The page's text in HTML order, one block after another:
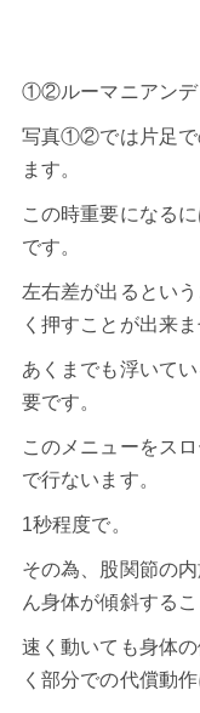
①②ルーマニアンデ
写真①②では片足で
ます。
この時重要になる
です。
左右差が出るとい
く押すことが出来ま
あくまでも浮いて
要です。
このメニューをス
で行ないます。
1秒程度で。
その為、股関節の
ん身体が傾斜するこ
速く動いても身体
く部分での代償動作